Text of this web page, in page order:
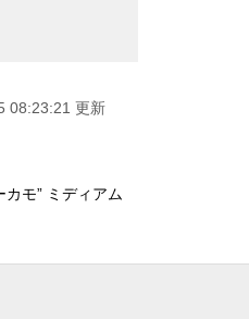
08:23:21 更新
カモ” ミディアム